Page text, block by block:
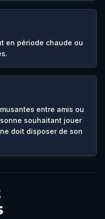
en période chaude ou
entre amis ou
souhaitant jouer
doit disposer de son